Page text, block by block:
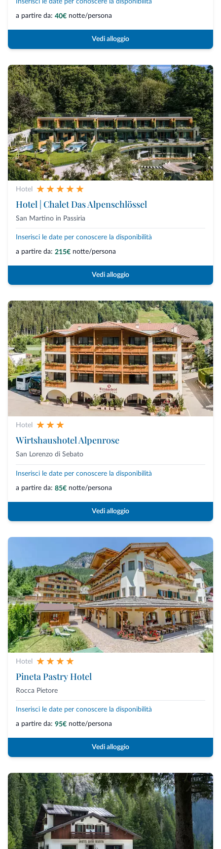
Inserisci le date per conoscere la disponibilità
a partire da: 40€ notte/persona
Vedi alloggio
Hotel
Hotel | Chalet Das Alpenschlössel
San Martino in Passiria
Inserisci le date per conoscere la disponibilità
a partire da: 215€ notte/persona
Vedi alloggio
Hotel
Wirtshaushotel Alpenrose
San Lorenzo di Sebato
Inserisci le date per conoscere la disponibilità
a partire da: 85€ notte/persona
Vedi alloggio
Hotel
Pineta Pastry Hotel
Rocca Pietore
Inserisci le date per conoscere la disponibilità
a partire da: 95€ notte/persona
Vedi alloggio